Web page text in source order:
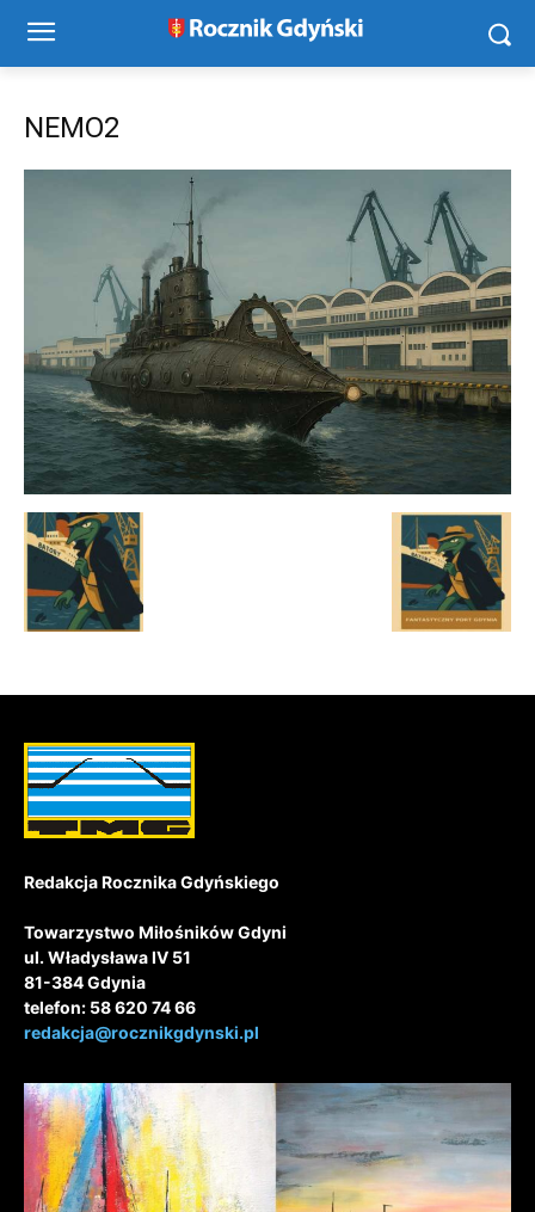
NEMO2
Redakcja Rocznika Gdyńskiego
Towarzystwo Miłośników Gdyni
ul. Władysława IV 51
81-384 Gdynia
telefon: 58 620 74 66
redakcja@rocznikgdynski.pl